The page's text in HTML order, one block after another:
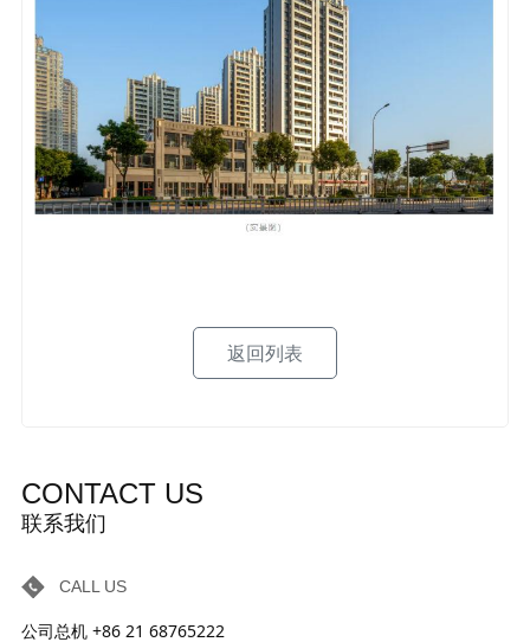
返回列表
CONTACT US
联系我们
CALL US
公司总机 +86 21 68765222